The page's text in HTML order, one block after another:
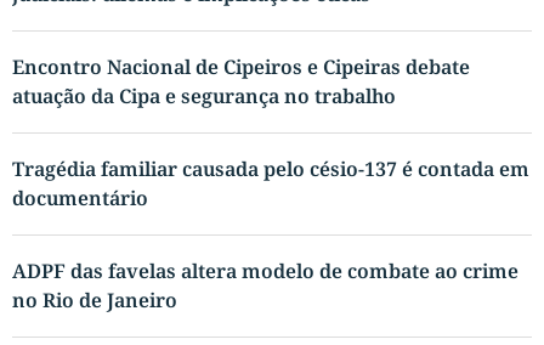
Encontro Nacional de Cipeiros e Cipeiras debate
atuação da Cipa e segurança no trabalho
Tragédia familiar causada pelo césio-137 é contada em
documentário
ADPF das favelas altera modelo de combate ao crime
no Rio de Janeiro